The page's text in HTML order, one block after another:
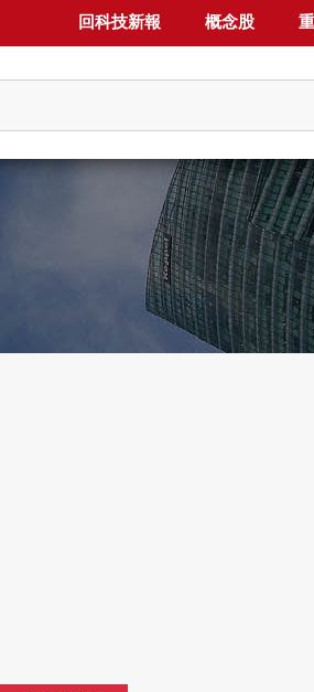
回科技新報 概念股